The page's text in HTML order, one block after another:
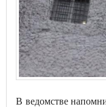
В ведомстве